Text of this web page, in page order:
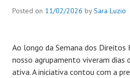
Posted on 11/02/2026 bySara Luzio
Ao longo da Semana dos Direitos
nosso agrupamento viveram dias
ativa. A iniciativa contou com a